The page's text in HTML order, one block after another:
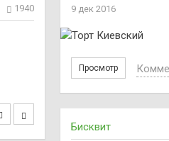
9 дек 2016
Просмотр
1940
Бисквит